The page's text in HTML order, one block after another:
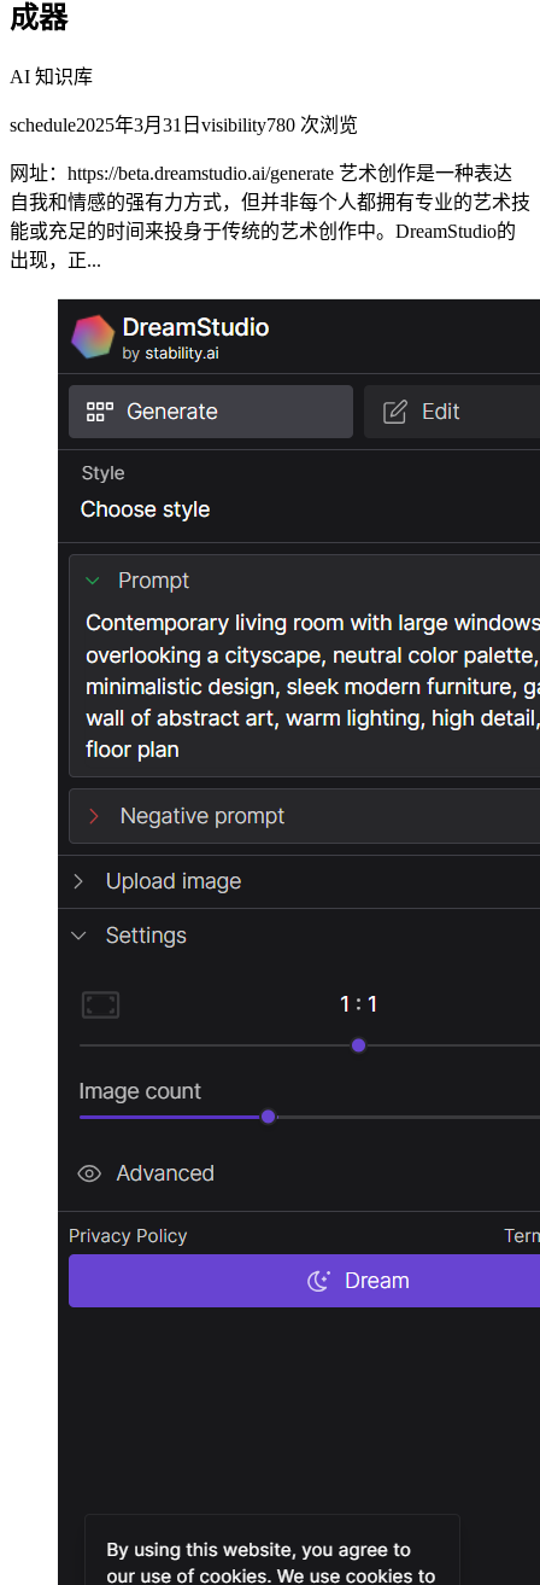
成器
AI 知识库
schedule2025年3月31日 visibility780 次浏览
网址：https://beta.dreamstudio.ai/generate 艺术创作是一种表达
自我和情感的强有力方式，但并非每个人都拥有专业的艺术技
能或充足的时间来投身于传统的艺术创作中。DreamStudio的
出现，正...